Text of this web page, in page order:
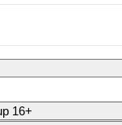
Srpen 2026
ČT PÁ SO
16+